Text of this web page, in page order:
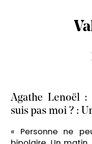
Agathe Lenoël
suis pas moi ? :
« Personne ne